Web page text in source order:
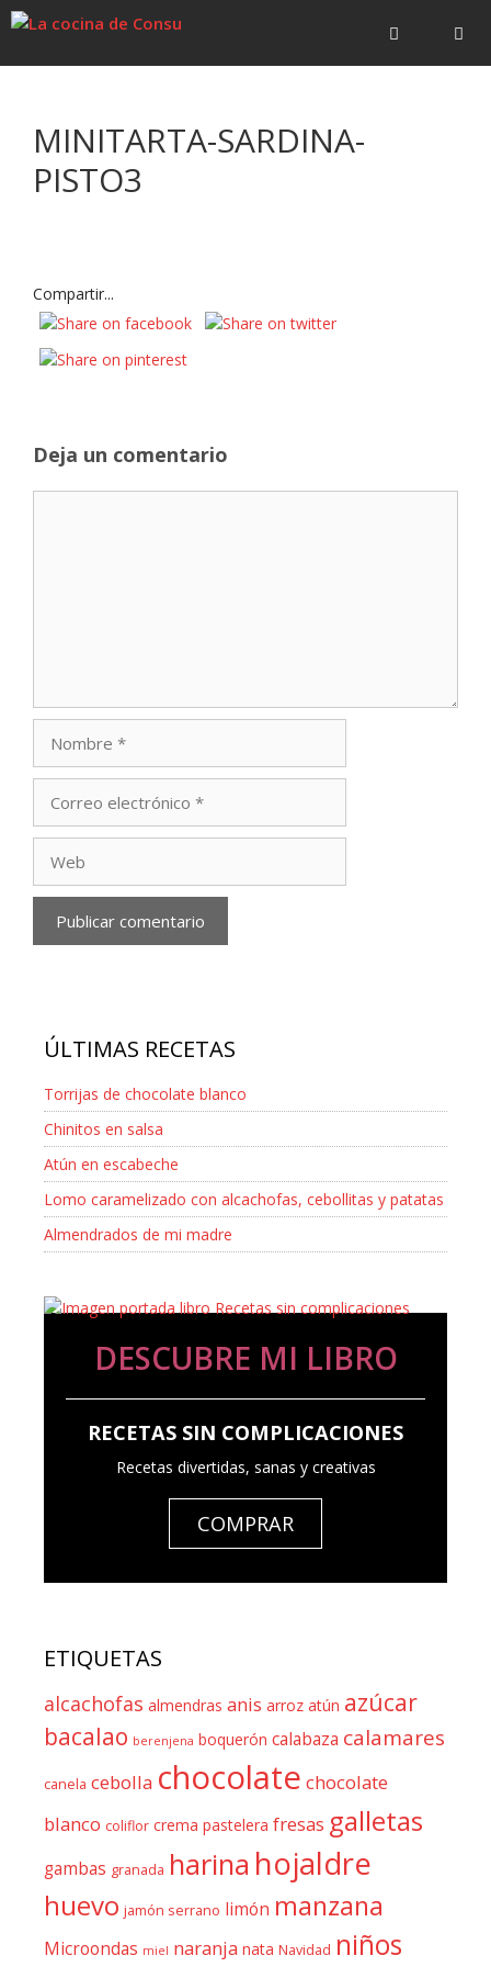
Saltar
Saltar
MINITARTA-SARDINA-
PISTO3
Compartir...
Deja un comentario
electrónico
ÚLTIMAS RECETAS
Torrijas de chocolate blanco
Chinitos en salsa
Atún en escabeche
Lomo caramelizado con alcachofas, cebollitas y patatas
Almendrados de mi madre
DESCUBRE MI LIBRO
RECETAS SIN COMPLICACIONES
Recetas divertidas, sanas y creativas
COMPRAR
ETIQUETAS
alcachofas almendras anis arroz atún azúcar
bacalao berenjena boquerón calabaza calamares
canela cebolla chocolate chocolate
blanco coliflor crema pastelera fresas galletas
gambas granada harina hojaldre
huevo jamón serrano limón manzana
Microondas miel naranja nata Navidad niños